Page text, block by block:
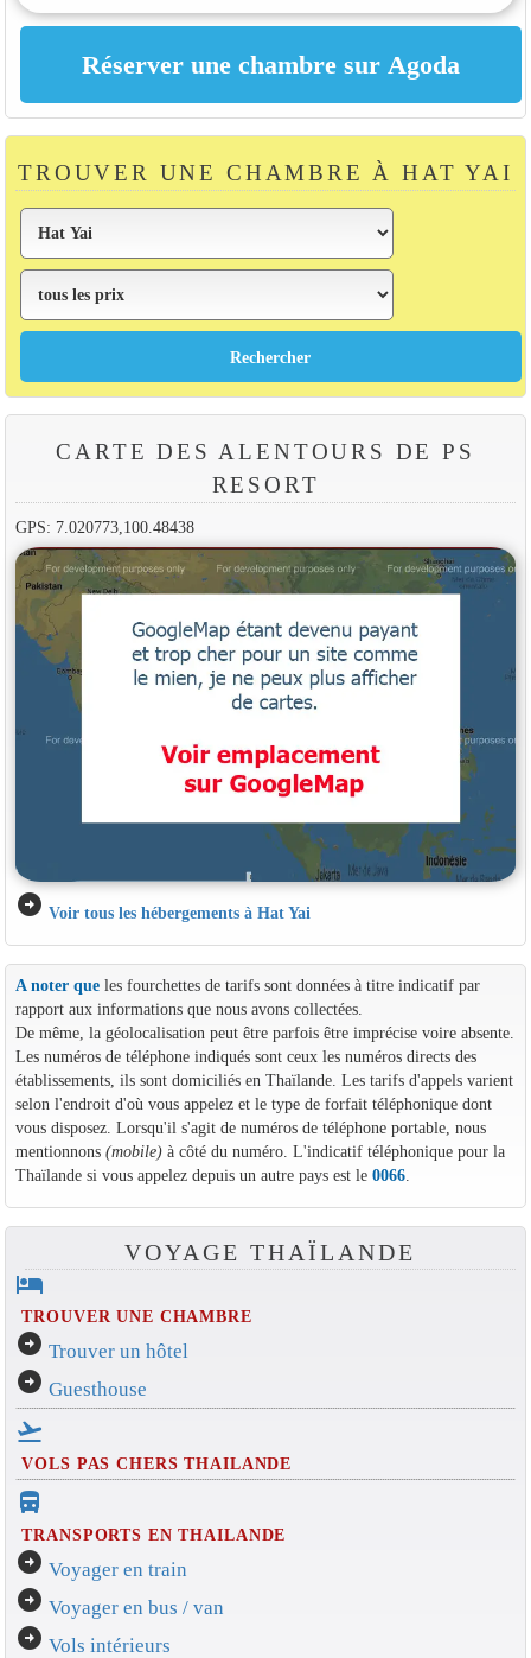
TROUVER UNE CHAMBRE À HAT YAI
CARTE DES ALENTOURS DE PS
RESORT
GPS: 7.020773,100.48438
arrow_circle_right Voir tous les hébergements à Hat Yai
A noter queles fourchettes de tarifs sont données à titre indicatif par
rapport aux informations que nous avons collectées.
De même, la géolocalisation peut être parfois être imprécise voire absente.
Les numéros de téléphone indiqués sont ceux les numéros directs des
établissements, ils sont domiciliés en Thaïlande. Les tarifs d'appels varient
selon l'endroit d'où vous appelez et le type de forfait téléphonique dont
vous disposez. Lorsqu'il s'agit de numéros de téléphone portable, nous
mentionnons (mobile)à côté du numéro. L'indicatif téléphonique pour la
Thaïlande si vous appelez depuis un autre pays est le 0066.
VOYAGE THAÏLANDE
hotel
TROUVER UNE CHAMBRE
arrow_circle_right Trouver un hôtel
arrow_circle_right Guesthouse
flight_takeoff
VOLS PAS CHERS THAILANDE
directions_bus_filled
TRANSPORTS EN THAILANDE
arrow_circle_right Voyager en train
arrow_circle_right Voyager en bus / van
arrow_circle_right Vols intérieurs